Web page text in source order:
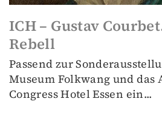
ICH – Gustav
Rebell
Passend zur
Museum Folkwang und das
Congress Hotel Essen ein...